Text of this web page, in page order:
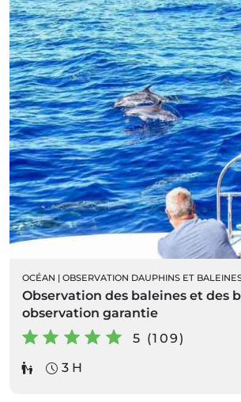
OCÉAN | OBSERVATION DAUPHINS ET
Observation des baleines et des
observation garantie
5 (109)
3 H